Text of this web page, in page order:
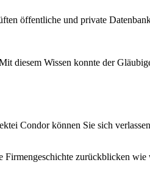
öffentliche und private
diesem Wissen konnte der
Condor können Sie sich
Firmengeschichte zurückblicken wie